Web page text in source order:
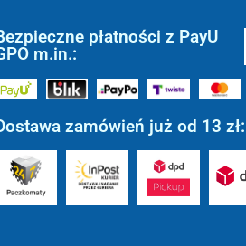
płatności z PayU
m.in.:
zamówień już od 13 zł: